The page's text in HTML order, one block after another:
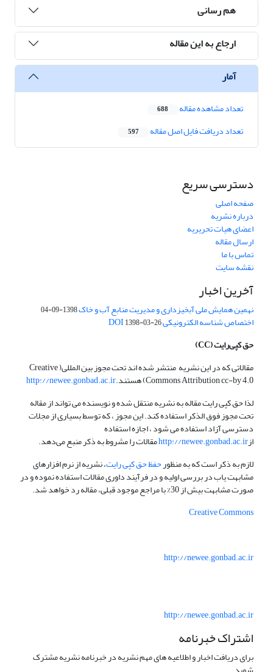
هم رسانی
ارجاع به این مقاله
آمار
تعداد مشاهده مقاله 688
تعداد دریافت فایل اصل مقاله 597
دسترسی سریع
صفحه اصلی
درباره نشریه
اعضای هیات تحریریه
ارسال مقاله
تماس با ما
نقشه سایت
آخرین اخبار
نهمین همایش ملی آبخیزداری و مدیریت منابع آب و خاک1398-09-04
اختصاص شناسه الکترونیکی DOI1398-03-26
حق کپی‌رایت(CC)
مقالاتی که در این نشریه منتشر شده اند تحت مجوز بین المللی( Creative
Commons Attribution cc-by 4.0) هستند.
http://newee.gonbad.ac.ir
لذا حق کپی رایت مقاله به نشریه منتقل شده و نویسنده می تواند از مقاله
تحت مجوز فوق الذکر استفاده کند. این مجوز ، که توسط بسیاری از مجلات
دسترسی آزاد استفاده می شود ، اجازه استفاده
ازhttp://newee.gonbad.ac.irمقالات را مشروط به ذکر منبع می‌دهد.
لازم به ذکر است که به منظورحفظ حق کپی رایت، نشریه از نرم افزارهای
مشابهت یاب در بررسی اولیه و در فرآیند داوری مقالات استفاده نموده و در
صورت مشابهت بیش از 30% با مراجع موجود قبلی، مقاله رد خواهد شد.
Creative Commons
http://newee.gonbad.ac.ir
http://newee.gonbad.ac.ir
اشتراک خبرنامه
برای دریافت اخبار و اطلاعیه های مهم نشریه در خبرنامه نشریه مشترک